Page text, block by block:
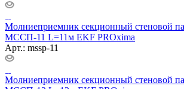
Молниеприемник секционный стеновой
МССП-11 L=11м EKF PROxima
Арт.: mssp-11
Молниеприемник секционный стеновой